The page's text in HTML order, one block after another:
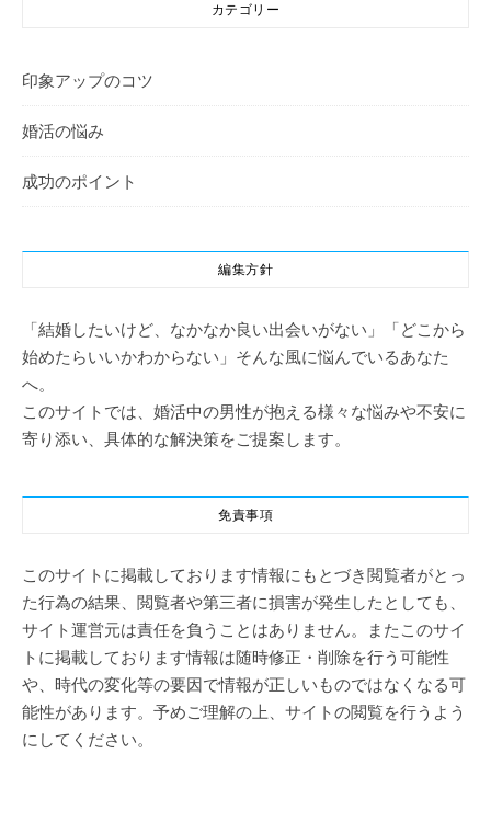
カテゴリー
印象アップのコツ
婚活の悩み
成功のポイント
編集方針
「結婚したいけど、なかなか良い出会いがない」「どこから
始めたらいいかわからない」そんな風に悩んでいるあなた
へ。
このサイトでは、婚活中の男性が抱える様々な悩みや不安に
寄り添い、具体的な解決策をご提案します。
免責事項
このサイトに掲載しております情報にもとづき閲覧者がとっ
た行為の結果、閲覧者や第三者に損害が発生したとしても、
サイト運営元は責任を負うことはありません。またこのサイ
トに掲載しております情報は随時修正・削除を行う可能性
や、時代の変化等の要因で情報が正しいものではなくなる可
能性があります。予めご理解の上、サイトの閲覧を行うよう
にしてください。